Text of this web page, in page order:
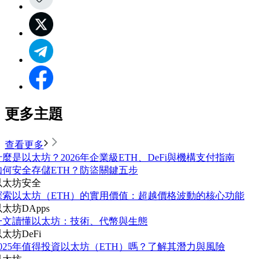
更多主題
查看更多
麼是以太坊？2026年企業級ETH、DeFi與機構支付指南
何安全存儲ETH？防盜關鍵五步
太坊安全
索以太坊（ETH）的實用價值：超越價格波動的核心功能
太坊DApps
文讀懂以太坊：技術、代幣與生態
太坊DeFi
年值得投資以太坊（ETH）嗎？了解其潛力與風險